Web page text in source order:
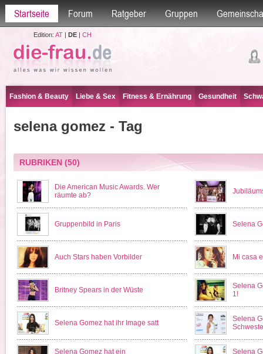
Startseite Forum Ratgeber Gruppen
Edition: AT| DE| CH
Fashion & Beauty Liebe & Sex Fitness & Ernährung Gesundheit
selena gomez - Tag
RUBRIKEN(50)
Die American Music Awards. Wer
räumte ab?
Gruppenbild in Paris Selena
Auch Stars haben Vorbilder Mi casa
Britney Spears in der Wüste
Selena
1!
Selena Gomez hat ihr Image satt
Selena
Selena Gomez hat ein
Selena